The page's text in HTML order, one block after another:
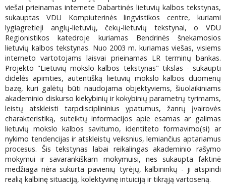
viešai prieinamas internete Dabartinės lietuvių kalbos tekstynas,
sukauptas VDU Kompiuterinės lingvistikos centre, kuriami
lygiagretieji anglų-lietuvių, čekų-lietuvių tekstynai, o VDU
Regionistikos katedroje kuriamas Bendrinės šnekamosios
lietuvių kalbos tekstynas. Nuo 2003 m. kuriamas viešas, visiems
interneto vartotojams laisvai prieinamas LR terminų bankas.
Projekto "Lietuvių mokslo kalbos tekstynas" tikslas - sukaupti
didelės apimties, autentišką lietuvių mokslo kalbos duomenų
bazę, kuri galėtų būti naudojama objektyviems, šiuolaikiniams
akademinio diskurso kiekybinių ir kokybinių parametrų tyrimams,
leistų atskleisti tarpdisciplininius ypatumus, žanrų įvairovės
charakteristiką, suteiktų informacijos apie esamas ar galimas
lietuvių mokslo kalbos savitumo, identiteto formavimo(si) ar
nykimo tendencijas ir atskleistų veiksnius, lemiančius aptariamus
procesus. Šis tekstynas labai reikalingas akademinio rašymo
mokymui ir savarankiškam mokymuisi, nes sukaupta faktinė
medžiaga nėra sukurta pavienių tyrėjų, kalbininkų - ji atspindi
realią kalbinę situaciją, kolektyvinę intuiciją ir tikrąją vartoseną.